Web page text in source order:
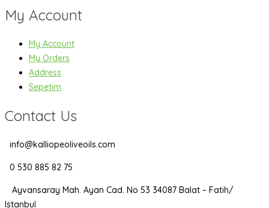
My Account
My Account
My Orders
Address
Sepetim
Contact Us
info@kalliopeoliveoils.com
0 530 885 82 75
Ayvansaray Mah. Ayan Cad. No 53 34087 Balat – Fatih/
Istanbul